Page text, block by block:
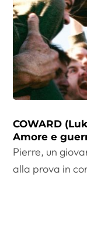
COWARD
Amore e
Pierre, un
alla prova in